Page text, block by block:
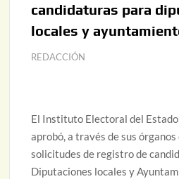
candidaturas para
locales y
REDACCIÓN
El Instituto Electoral del
aprobó, a través de sus
solicitudes de registro de
Diputaciones locales y